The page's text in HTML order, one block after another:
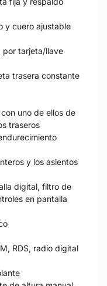
y cuero ajustable
por tarjeta/llave
trasera constante
uno de ellos de
traseros
y los asientos
digital, filtro de
en pantalla
RDS, radio digital